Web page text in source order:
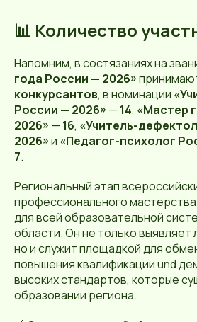
📊 Количество
Напомним, в состязаниях на
года России — 2026»
конкурсантов, в номинации
России — 2026» — 14, «Мастер
2026» — 16, «Учитель-
2026»и «Педагог-психолог
7.
Региональный этап
профессионального
для всей образовательной
области. Он не только выявляет
но и служит площадкой для
повышения квалификации und
высоких стандартов, которые
образовании региона.